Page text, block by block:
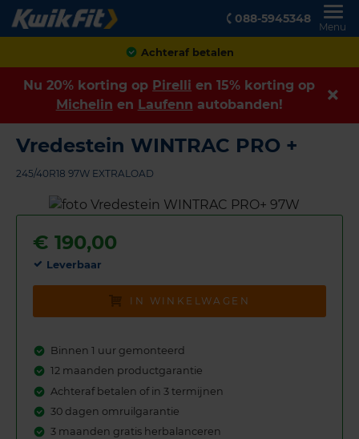
088-5945348
Menu
Achteraf betalen
Nu 20% korting op Pirelli en 15% korting op
Michelin en Laufenn autobanden!
Vredestein WINTRAC PRO +
245/40R18 97W EXTRALOAD
€ 190,00
Leverbaar
IN WINKELWAGEN
Binnen 1 uur gemonteerd
12 maanden productgarantie
Achteraf betalen of in 3 termijnen
30 dagen omruilgarantie
3 maanden gratis herbalanceren